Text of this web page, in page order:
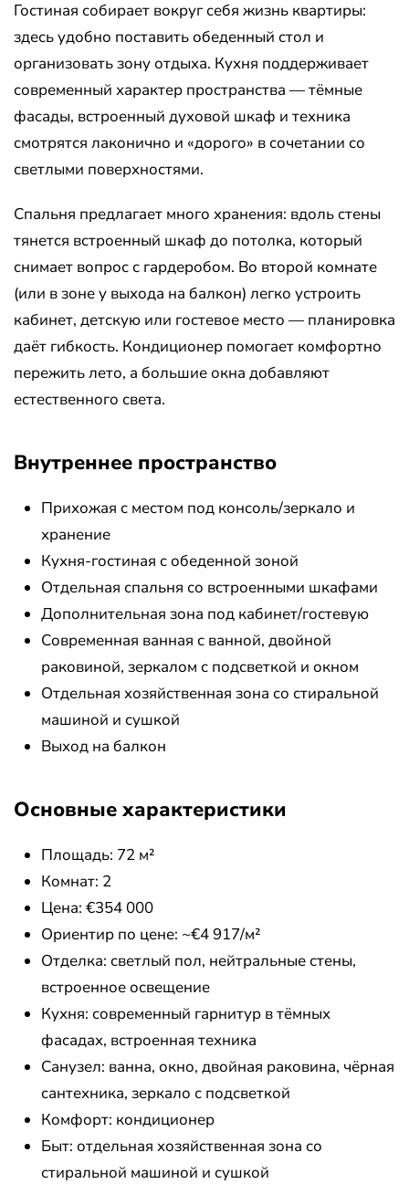
Гостиная собирает вокруг себя жизнь квартиры:
здесь удобно поставить обеденный стол и
организовать зону отдыха. Кухня поддерживает
современный характер пространства — тёмные
фасады, встроенный духовой шкаф и техника
смотрятся лаконично и «дорого» в сочетании со
светлыми поверхностями.
Спальня предлагает много хранения: вдоль стены
тянется встроенный шкаф до потолка, который
снимает вопрос с гардеробом. Во второй комнате
(или в зоне у выхода на балкон) легко устроить
кабинет, детскую или гостевое место — планировка
даёт гибкость. Кондиционер помогает комфортно
пережить лето, а большие окна добавляют
естественного света.
Внутреннее пространство
Прихожая с местом под консоль/зеркало и
хранение
Кухня-гостиная с обеденной зоной
Отдельная спальня со встроенными шкафами
Дополнительная зона под кабинет/гостевую
Современная ванная с ванной, двойной
раковиной, зеркалом с подсветкой и окном
Отдельная хозяйственная зона со стиральной
машиной и сушкой
Выход на балкон
Основные характеристики
Площадь: 72 м²
Комнат: 2
Цена: €354 000
Ориентир по цене: ~€4 917/м²
Отделка: светлый пол, нейтральные стены,
встроенное освещение
Кухня: современный гарнитур в тёмных
фасадах, встроенная техника
Санузел: ванна, окно, двойная раковина, чёрная
сантехника, зеркало с подсветкой
Комфорт: кондиционер
Быт: отдельная хозяйственная зона со
стиральной машиной и сушкой